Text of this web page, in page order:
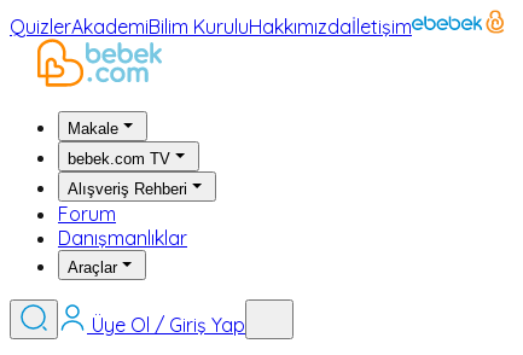
QuizlerAkademiBilim KuruluHakkımızdaİletişim
Makale
bebek.com TV
Alışveriş Rehberi
Forum
Danışmanlıklar
Araçlar
Üye Ol / Giriş Yap